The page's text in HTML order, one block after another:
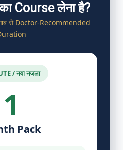
Course लेना है?
से Doctor-Recommended
/ नया नजला
1
Pack